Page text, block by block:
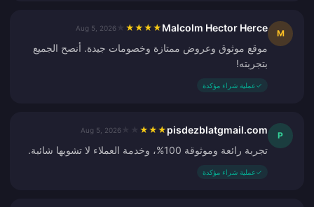
M
Malcolm Hector Herce
★
★
★
★
Aug 5, 2026
موقع موثوق وعروض ممتازة وخصومات جيدة. أنصح الجميع
بتجربته!
✓عملية شراء مؤكدة
P
pisdezblatgmail.com
★
★
★
Aug 5, 2026
تجربة رائعة وموثوقة 100%، وخدمة العملاء لا تشوبها شائبة.
✓عملية شراء مؤكدة